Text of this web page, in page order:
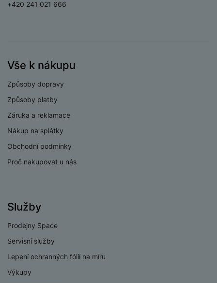
+420 241 021 666
Vše k nákupu
Způsoby dopravy
Způsoby platby
Záruka a reklamace
Nákup na splátky
Obchodní podmínky
Proč nakupovat u nás
Služby
Prodejny Space
Servisní služby
Lepení ochranných fólií na míru
Výkupy